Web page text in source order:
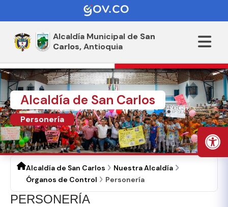
Alcaldía Municipal de San
Carlos,Antioquia
Alcaldía de San Carlos
Personería
Alcaldía de San Carlos
Nuestra Alcaldía
Órganos de Control
Personería
​PERSONERÍA